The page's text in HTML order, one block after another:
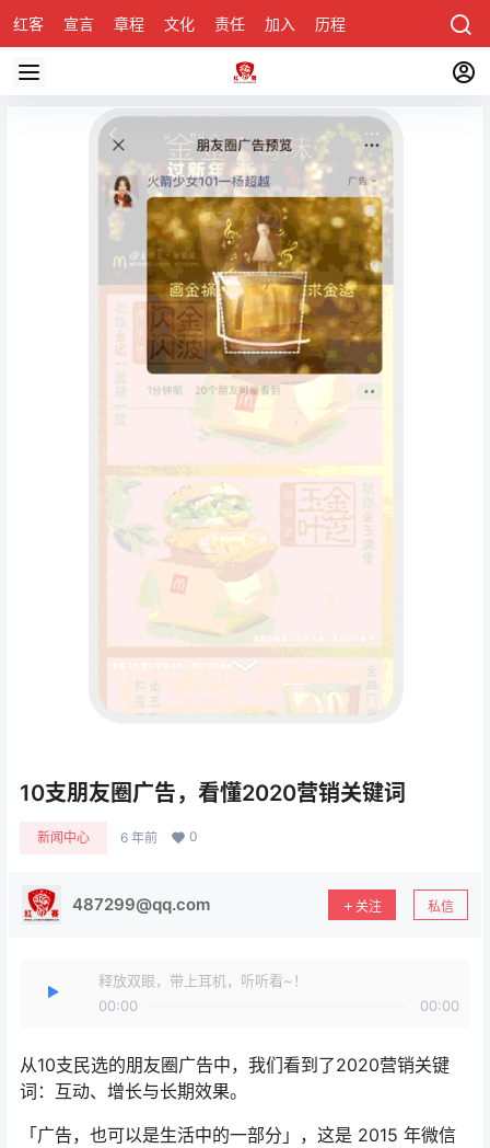
红客 宣言 章程 文化 责任 加入 历程 关于
10支朋友圈广告，看懂2020营销关键词
新闻中心 6 年前 0
487299@qq.com 关注 私信
释放双眼，带上耳机，听听看~！
00:00
00:00
从10支民选的朋友圈广告中，我们看到了2020营销关键
词：互动、增长与长期效果。
「广告，也可以是生活中的一部分」，这是 2015 年微信